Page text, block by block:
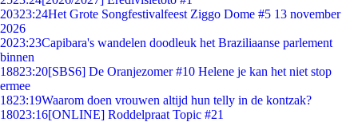
20323:24Het Grote Songfestivalfeest Ziggo Dome #5 13 november
2026
2023:23Capibara's wandelen doodleuk het Braziliaanse parlement
binnen
18823:20[SBS6] De Oranjezomer #10 Helene je kan het niet stop
ermee
1823:19Waarom doen vrouwen altijd hun telly in de kontzak?
18023:16[ONLINE] Roddelpraat Topic #21